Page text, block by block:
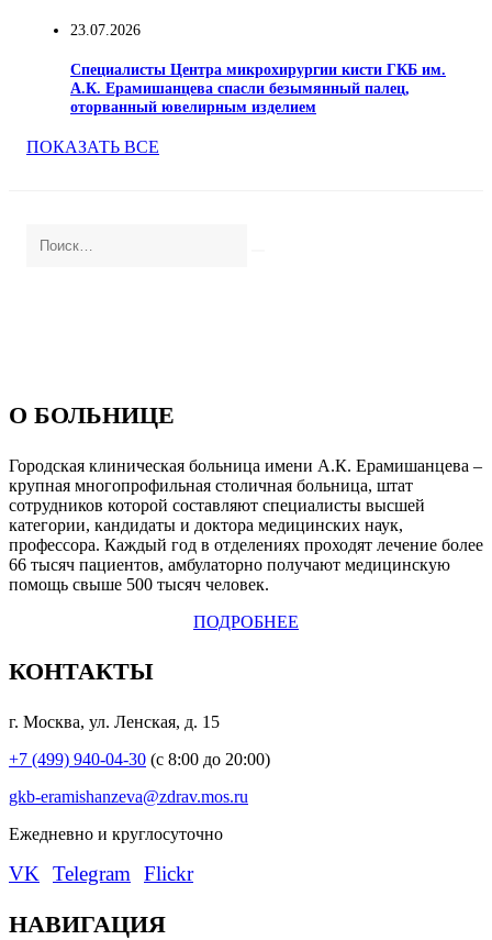
23.07.2026
Специалисты Центра микрохирургии кисти ГКБ им.
А.К. Ерамишанцева спасли безымянный палец,
оторванный ювелирным изделием
ПОКАЗАТЬ ВСЕ
О БОЛЬНИЦЕ
Городская клиническая больница имени А.К. Ерамишанцева –
крупная многопрофильная столичная больница, штат
сотрудников которой составляют специалисты высшей
категории, кандидаты и доктора медицинских наук,
профессора. Каждый год в отделениях проходят лечение более
66 тысяч пациентов, амбулаторно получают медицинскую
помощь свыше 500 тысяч человек.
ПОДРОБНЕЕ
КОНТАКТЫ
г. Москва, ул. Ленская, д. 15
+7 (499) 940-04-30 (с 8:00 до 20:00)
gkb-eramishanzeva@zdrav.mos.ru
Eжедневно и круглосуточно
VK Telegram Flickr
НАВИГАЦИЯ